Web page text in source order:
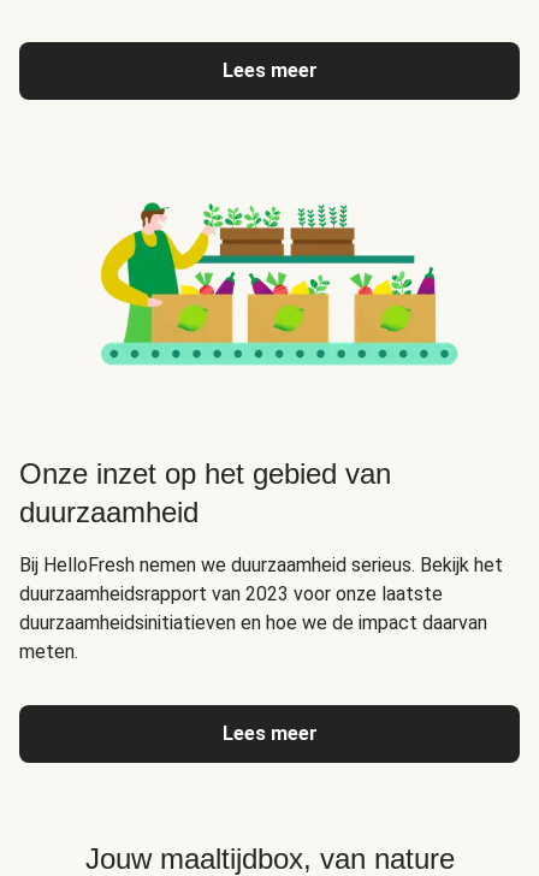
Lees meer
Onze inzet op het gebied van
duurzaamheid
Bij HelloFresh nemen we duurzaamheid serieus. Bekijk het
duurzaamheidsrapport van 2023 voor onze laatste
duurzaamheidsinitiatieven en hoe we de impact daarvan
meten.
Lees meer
Jouw maaltijdbox, van nature